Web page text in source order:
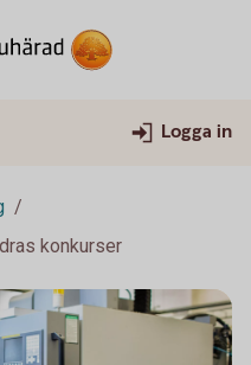
Logga in
konkurser